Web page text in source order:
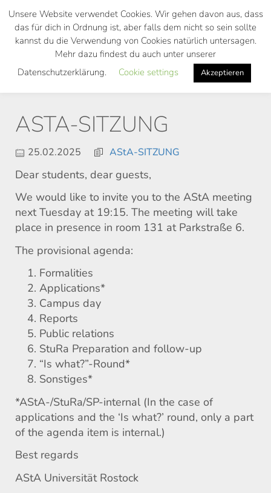
Skip
main
ASTA-SITZUNG
25.02.2025 AStA-SITZUNG
Dear students, dear guests,
We would like to invite you to the AStA meeting
next Tuesday at 19:15. The meeting will take
place in presence in room 131 at Parkstraße 6.
The provisional agenda:
Formalities
Applications*
Campus day
Reports
Public relations
StuRa Preparation and follow-up
“Is what?”-Round*
Sonstiges*
*AStA-/StuRa/SP-internal (In the case of
applications and the ‘Is what?’ round, only a part
of the agenda item is internal.)
Best regards
AStA Universität Rostock
Unsere Website verwendet Cookies. Wir gehen davon aus, dass
das für dich in Ordnung ist, aber falls dem nicht so sein sollte
kannst du die Verwendung von Cookies natürlich untersagen.
Mehr dazu findest du auch unter unserer
Datenschutzerklärung.
Cookie settings Akzeptieren